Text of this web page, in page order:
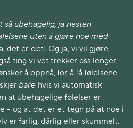
ubehagelig, ja nesten
uten å gjøre noe med
det er det! Og ja, vi vil gjøre
ting vi vet trekker oss lenger
å oppnå, for å få følelsene
bare hvis vi automatisk
at ubehagelige følelser er
– og at det er et tegn på at noe i
er farlig, dårlig eller skummelt.